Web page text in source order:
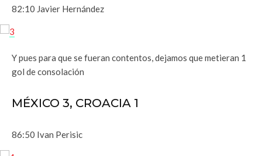
82:10 Javier Hernández
Y pues para que se fueran contentos, dejamos que metieran 1
gol de consolación
MÉXICO 3, CROACIA 1
86:50 Ivan Perisic